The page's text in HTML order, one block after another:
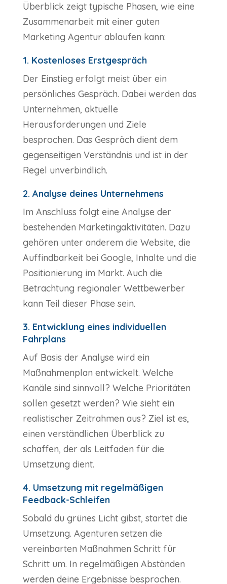
Überblick zeigt typische Phasen, wie eine
Zusammenarbeit mit einer guten
Marketing Agentur ablaufen kann:
1. Kostenloses Erstgespräch
Der Einstieg erfolgt meist über ein
persönliches Gespräch. Dabei werden das
Unternehmen, aktuelle
Herausforderungen und Ziele
besprochen. Das Gespräch dient dem
gegenseitigen Verständnis und ist in der
Regel unverbindlich.
2. Analyse deines Unternehmens
Im Anschluss folgt eine Analyse der
bestehenden Marketingaktivitäten. Dazu
gehören unter anderem die Website, die
Auffindbarkeit bei Google, Inhalte und die
Positionierung im Markt. Auch die
Betrachtung regionaler Wettbewerber
kann Teil dieser Phase sein.
3. Entwicklung eines individuellen
Fahrplans
Auf Basis der Analyse wird ein
Maßnahmenplan entwickelt. Welche
Kanäle sind sinnvoll? Welche Prioritäten
sollen gesetzt werden? Wie sieht ein
realistischer Zeitrahmen aus? Ziel ist es,
einen verständlichen Überblick zu
schaffen, der als Leitfaden für die
Umsetzung dient.
4. Umsetzung mit regelmäßigen
Feedback-Schleifen
Sobald du grünes Licht gibst, startet die
Umsetzung. Agenturen setzen die
vereinbarten Maßnahmen Schritt für
Schritt um. In regelmäßigen Abständen
werden deine Ergebnisse besprochen.